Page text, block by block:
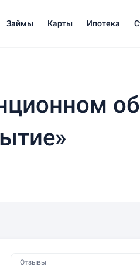
Займы Карты Ипотека
Отзывы